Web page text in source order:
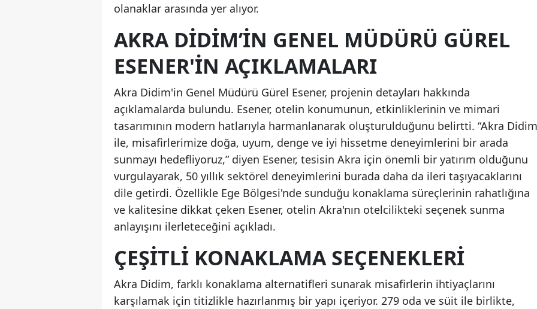
olanaklar arasında yer alıyor.
AKRA DIDIM’IN GENEL MÜDÜRÜ GÜREL
ESENER'IN AÇIKLAMALARI
Akra Didim'in Genel Müdürü Gürel Esener, projenin detayları hakkında
açıklamalarda bulundu. Esener, otelin konumunun, etkinliklerinin ve mimari
tasarımının modern hatlarıyla harmanlanarak oluşturulduğunu belirtti. “Akra Didim
ile, misafirlerimize doğa, uyum, denge ve iyi hissetme deneyimlerini bir arada
sunmayı hedefliyoruz,” diyen Esener, tesisin Akra için önemli bir yatırım olduğunu
vurgulayarak, 50 yıllık sektörel deneyimlerini burada daha da ileri taşıyacaklarını
dile getirdi. Özellikle Ege Bölgesi'nde sunduğu konaklama süreçlerinin rahatlığına
ve kalitesine dikkat çeken Esener, otelin Akra'nın otelcilikteki seçenek sunma
anlayışını ilerleteceğini açıkladı.
ÇEŞITLI KONAKLAMA SEÇENEKLERI
Akra Didim, farklı konaklama alternatifleri sunarak misafirlerin ihtiyaçlarını
karşılamak için titizlikle hazırlanmış bir yapı içeriyor. 279 oda ve süit ile birlikte,